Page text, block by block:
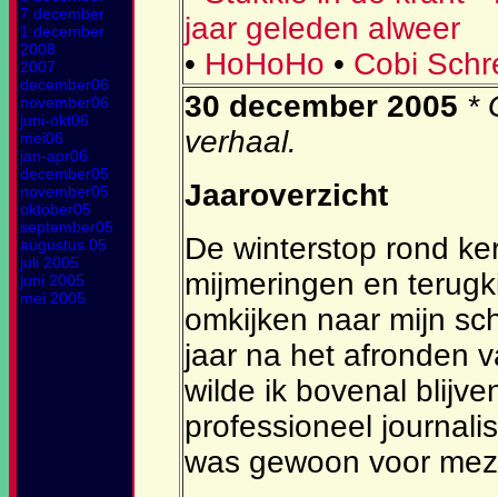
7 december
1 december
2008
2007
december06
november06
juni-okt06
mei06
jan-apr06
december05
november05
oktober05
september05
augustus 05
juli 2005
juni 2005
mei 2005
jaar geleden alweer
• HoHoHo • Cobi
30 december 2005 *
verhaal.
Jaaroverzicht
De winterstop rond
mijmeringen en
omkijken naar mijn
jaar na het afronden
wilde ik bovenal
professioneel
was gewoon voor